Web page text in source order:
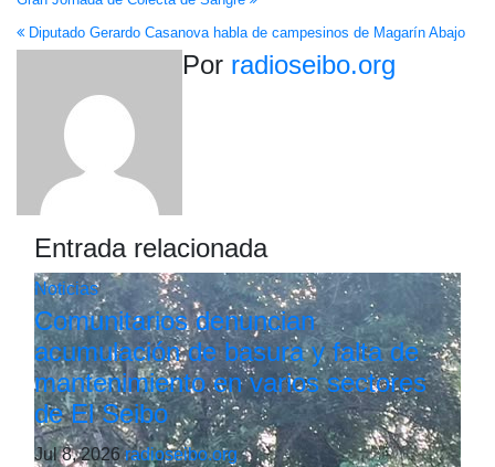
de
entradas
Diputado Gerardo Casanova habla de campesinos de Magarín Abajo
Por radioseibo.org
Entrada relacionada
Noticias
Comunitarios denuncian
acumulación de basura y falta de
mantenimiento en varios sectores
de El Seibo
Jul 8, 2026radioseibo.org